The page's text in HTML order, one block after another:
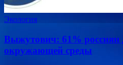
Экология
Выжутович: 61% россиян
окружающей среды